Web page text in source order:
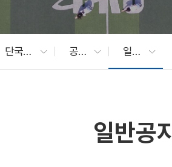
단국대 소식 공지사항 일반공지
일반공지